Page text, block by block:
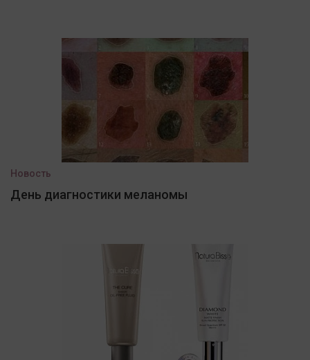
Новость
День диагностики меланомы